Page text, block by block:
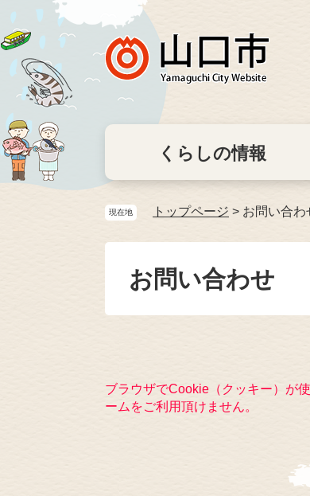
くらしの情報
現在地 トップページ > お問い合わ
お問い合わせ
ブラウザでCookie（クッキー）が
ームをご利用頂けません。